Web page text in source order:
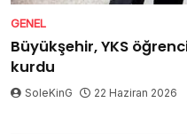
GENEL
Büyükşehir, YKS
kurdu
SoleKinG 22 Haziran 2026